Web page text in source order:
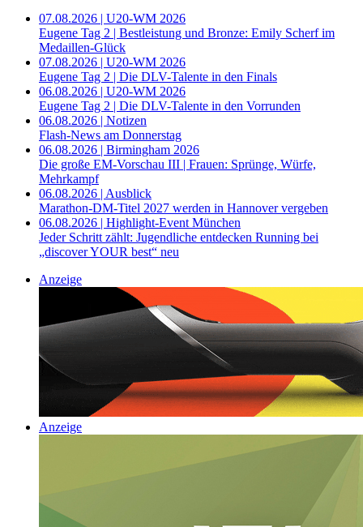
07.08.2026 | U20-WM 2026
Eugene Tag 2 | Bestleistung und Bronze: Emily Scherf im
Medaillen-Glück
07.08.2026 | U20-WM 2026
Eugene Tag 2 | Die DLV-Talente in den Finals
06.08.2026 | U20-WM 2026
Eugene Tag 2 | Die DLV-Talente in den Vorrunden
06.08.2026 | Notizen
Flash-News am Donnerstag
06.08.2026 | Birmingham 2026
Die große EM-Vorschau III | Frauen: Sprünge, Würfe,
Mehrkampf
06.08.2026 | Ausblick
Marathon-DM-Titel 2027 werden in Hannover vergeben
06.08.2026 | Highlight-Event München
Jeder Schritt zählt: Jugendliche entdecken Running bei
„discover YOUR best“ neu
Anzeige
Anzeige